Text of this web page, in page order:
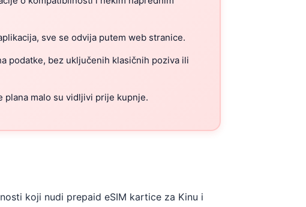
sve se odvija putem web stranice.
podatke, bez uključenih klasičnih poziva ili
malo su vidljivi prije kupnje.
koji nudi prepaid eSIM kartice za Kinu i